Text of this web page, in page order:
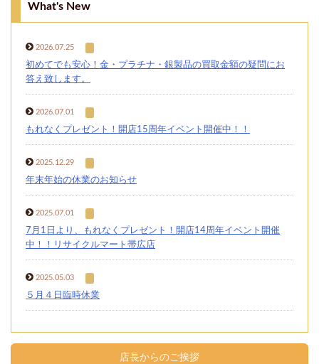
What's New
2026.07.25
初めてでも安心！金・プラチナ・銀製品の買取金額の疑問にお
答え致します。
2026.07.01
もれなくプレゼント！開店15周年イベント開催中！！
2025.12.29
年末年始の休業のお知らせ
2025.07.01
7月1日より、もれなくプレゼント！開店14周年イベント開催
中！！リサイクルマート帯広店
2025.05.03
５月４日臨時休業
店長からのご挨拶